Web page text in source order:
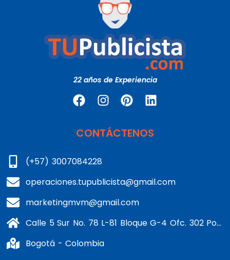
22 años de Experiencia
CONTÁCTENOS
(+57) 3007084228
operaciones.tupublicista@gmail.com
marketingmvm@gmail.com
Calle 5 Sur No. 78 L-81 Bloque G-4 Ofc. 302 Portería 1 Banderas - Kennedy
Bogotá - Colombia